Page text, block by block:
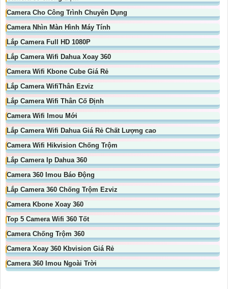
Camera Cho Công Trình Chuyên Dụng
Camera Nhìn Màn Hình Máy Tính
Lắp Camera Full HD 1080P
Lắp Camera Wifi Dahua Xoay 360
Camera Wifi Kbone Cube Giá Rẻ
Lắp Camera WifiThân Ezviz
Lắp Camera Wifi Thân Cố Định
Camera Wifi Imou Mới
Lắp Camera Wifi Dahua Giá Rẻ Chất Lượng cao
Camera Wifi Hikvision Chống Trộm
Lắp Camera Ip Dahua 360
Camera 360 Imou Báo Động
Lắp Camera 360 Chống Trộm Ezviz
Camera Kbone Xoay 360
Top 5 Camera Wifi 360 Tốt
Camera Chống Trộm 360
Camera Xoay 360 Kbvision Giá Rẻ
Camera 360 Imou Ngoài Trời